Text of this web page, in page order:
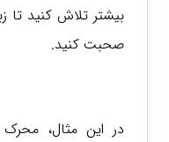
بیشتر تلاش کنید تا
صحبت کنید.
در این مثال،